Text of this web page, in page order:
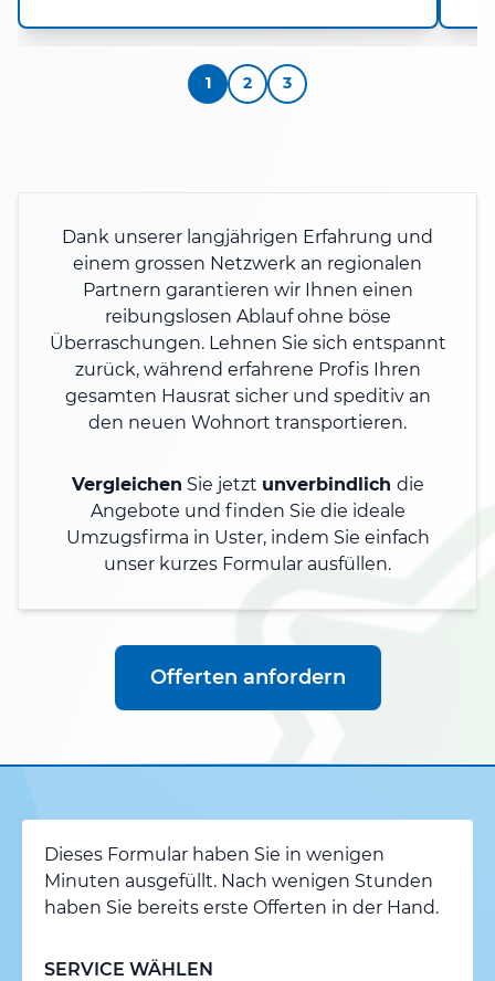
1 2 3
Dank unserer langjährigen Erfahrung und
einem grossen Netzwerk an regionalen
Partnern garantieren wir Ihnen einen
reibungslosen Ablauf ohne böse
Überraschungen. Lehnen Sie sich entspannt
zurück, während erfahrene Profis Ihren
gesamten Hausrat sicher und speditiv an
den neuen Wohnort transportieren.
Vergleichen Sie jetzt unverbindlich die
Angebote und finden Sie die ideale
Umzugsfirma in Uster, indem Sie einfach
unser kurzes Formular ausfüllen.
Offerten anfordern
Dieses Formular haben Sie in wenigen
Minuten ausgefüllt. Nach wenigen Stunden
haben Sie bereits erste Offerten in der Hand.
SERVICE WÄHLEN